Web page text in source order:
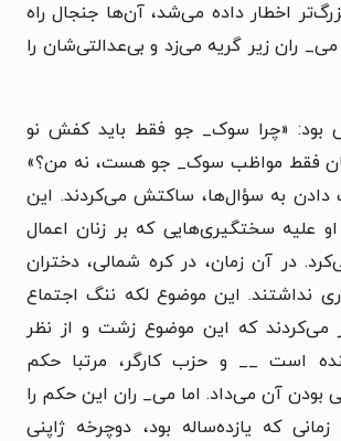
اخطار داده می‌شد، آن‌ها جنجال راه
می_ ران زیر گریه می‌زد و بی‌عدالتی‌شان را
بود: «چرا سوک_ جو فقط باید کفش نو
فقط مواظب سوک_ جو هست، نه من؟»
به سؤال‌ها، ساکتش می‌کردند. این
او علیه سختگیری‌هایی که بر زنان اعمال
در آن زمان، در کره شمالی، دختران
نداشتند. این موضوع لکه ننگ اجتماع
می‌کردند که این موضوع زشت و از نظر
است __ و حزب کارگر، مرتبا حکم
بودن آن می‌داد. اما می_ ران این حکم را
که یازده‌ساله بود، دوچرخه ژاپنی